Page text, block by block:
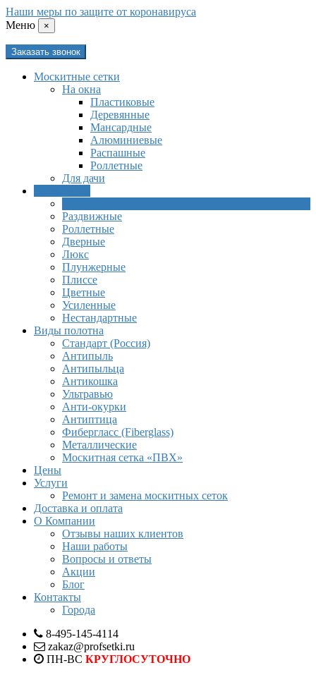
Наши меры по защите от коронавируса
Mеню
×
Заказать звонок
Москитные сетки
На окна
Пластиковые
Деревянные
Мансардные
Алюминиевые
Распашные
Роллетные
Для дачи
Раздвижные
Роллетные
Дверные
Люкс
Плунжерные
Плиссе
Цветные
Усиленные
Нестандартные
Виды полотна
Стандарт (Россия)
Антипыль
Антипыльца
Антикошка
Ультравью
Анти-окурки
Антиптица
Фибергласс (Fiberglass)
Металлические
Москитная сетка «ПВХ»
Цены
Услуги
Ремонт и замена москитных сеток
Доставка и оплата
О Компании
Отзывы наших клиентов
Наши работы
Вопросы и ответы
Акции
Блог
Контакты
Города
8-495-145-4114
zakaz@profsetki.ru
ПН-ВС КРУГЛОСУТОЧНО